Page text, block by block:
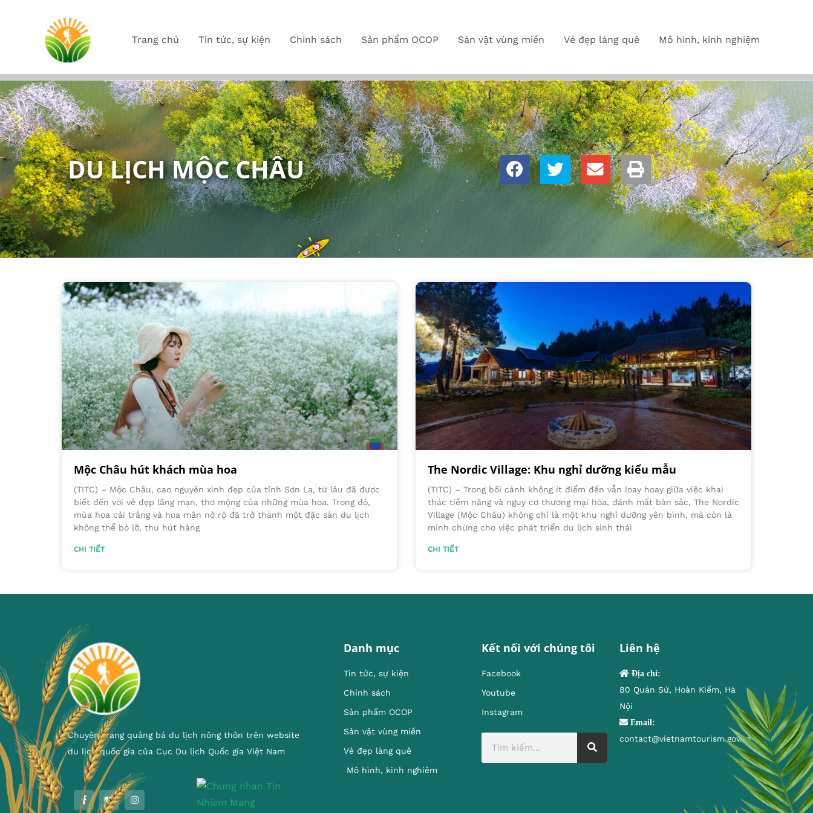
Trang chủ Tin tức, sự kiện Chính sách Sản phẩm OCOP Sản vật vùng miền Vẻ đẹp làng quê Mô hình, kinh nghiệm
DU LỊCH MỘC CHÂU
Mộc Châu hút khách mùa hoa
(TITC) – Mộc Châu, cao nguyên xinh đẹp của tỉnh Sơn La, từ lâu đã được
biết đến với vẻ đẹp lãng mạn, thơ mộng của những mùa hoa. Trong đó,
mùa hoa cải trắng và hoa mận nở rộ đã trở thành một đặc sản du lịch
không thể bỏ lỡ, thu hút hàng
CHI TIẾT
The Nordic Village: Khu nghỉ dưỡng kiểu mẫu
(TITC) – Trong bối cảnh không ít điểm đến vẫn loay hoay giữa việc khai
thác tiềm năng và nguy cơ thương mại hóa, đánh mất bản sắc, The Nordic
Village (Mộc Châu) không chỉ là một khu nghỉ dưỡng yên bình, mà còn là
minh chứng cho việc phát triển du lịch sinh thái
CHI TIẾT
Chuyên trang quảng bá du lịch nông thôn trên website
du lịch quốc gia của Cục Du lịch Quốc gia Việt Nam
Danh mục
Tin tức, sự kiện
Chính sách
Sản phẩm OCOP
Sản vật vùng miền
Vẻ đẹp làng quê
Mô hình, kinh nghiêm
Kết nối với chúng tôi
Facebook
Youtube
Instagram
Liên hệ
Địa chỉ:
80 Quán Sứ, Hoàn Kiếm, Hà
Nội
Email:
contact@vietnamtourism.gov.vn